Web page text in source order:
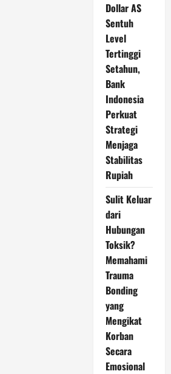
Dollar AS
Sentuh
Level
Tertinggi
Setahun,
Bank
Indonesia
Perkuat
Strategi
Menjaga
Stabilitas
Rupiah
Sulit Keluar
dari
Hubungan
Toksik?
Memahami
Trauma
Bonding
yang
Mengikat
Korban
Secara
Emosional